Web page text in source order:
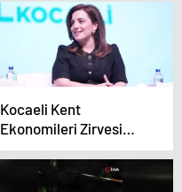
Kocaeli Kent
Ekonomileri Zirvesi
Tamamlandı